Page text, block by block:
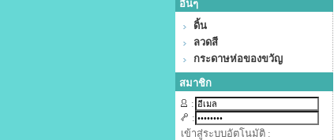
อื่นๆ
ดิ้น
ลวดสี
กระดาษห่อของขวัญ
สมาชิก
:
:
เข้าสู่ระบบอัตโนมัติ :